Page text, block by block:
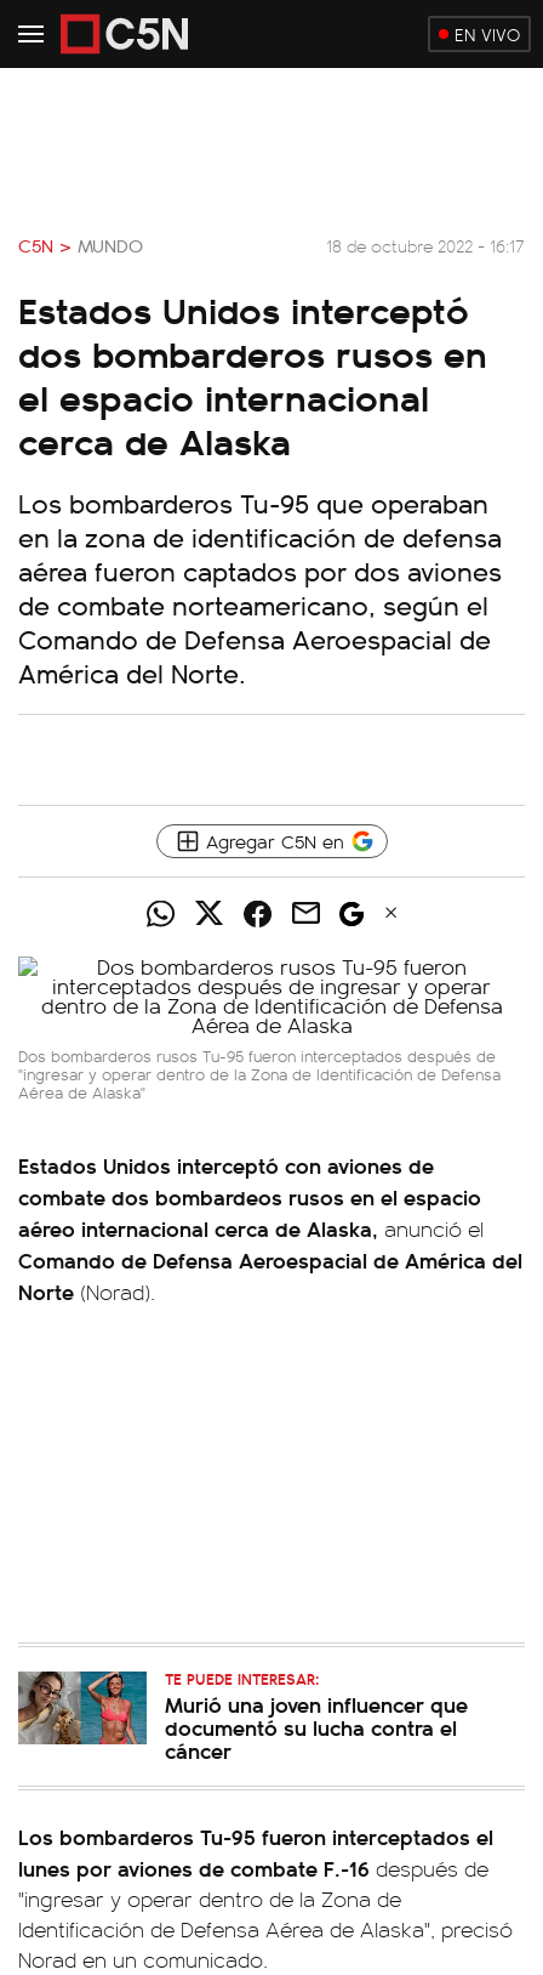
EN VIVO
C5N > MUNDO 18 de octubre 2022 - 16:17
Estados Unidos interceptó
dos bombarderos rusos en
el espacio internacional
cerca de Alaska
Los bombarderos Tu-95 que operaban
en la zona de identificación de defensa
aérea fueron captados por dos aviones
de combate norteamericano, según el
Comando de Defensa Aeroespacial de
América del Norte.
Agregar C5N en
Dos bombarderos rusos Tu-95 fueron interceptados después de
"ingresar y operar dentro de la Zona de Identificación de Defensa
Aérea de Alaska"
Estados Unidos interceptó con aviones de
combate dos bombardeos rusos en el espacio
aéreo internacional cerca de Alaska, anunció el
Comando de Defensa Aeroespacial de América del
Norte (Norad).
TE PUEDE INTERESAR:
Murió una joven influencer que
documentó su lucha contra el
cáncer
Los bombarderos Tu-95 fueron interceptados el
lunes por aviones de combate F.-16 después de
"ingresar y operar dentro de la Zona de
Identificación de Defensa Aérea de Alaska", precisó
Norad en un comunicado.